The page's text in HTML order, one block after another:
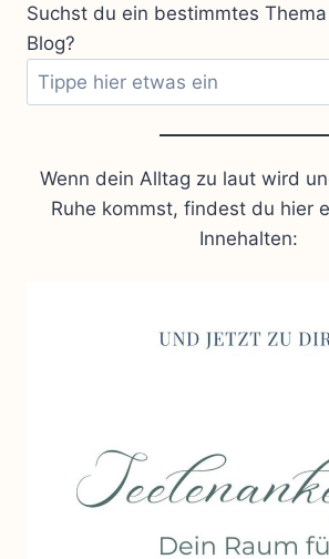
Suchst du ein bestimmtes
Blog?
Wenn dein Alltag zu laut wird
Ruhe kommst, findest du hier
Innehalten: